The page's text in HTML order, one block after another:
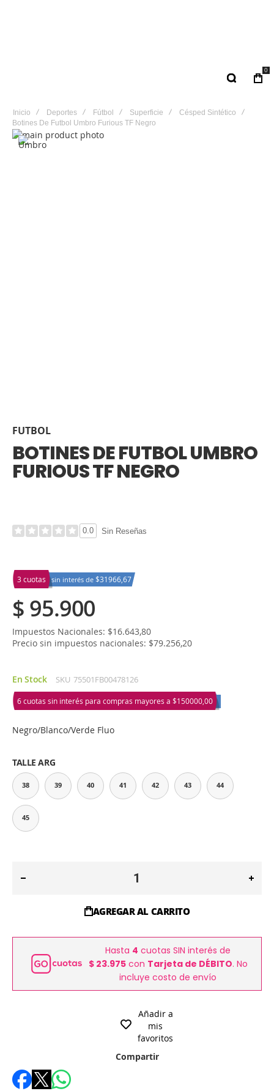
0
Inicio Deportes Fútbol Superficie
Césped Sintético
Botines De Futbol Umbro Furious TF Negro
FUTBOL
BOTINES DE FUTBOL UMBRO
FURIOUS TF NEGRO
0.0 Sin Reseñas
3 cuotas sin interés de $31966,67
$ 95.900
Impuestos Nacionales: $16.643,80
Precio sin impuestos nacionales: $79.256,20
En Stock SKU 75501FB00478126
6 cuotas sin interés para compras mayores a $150000,00
Negro/Blanco/Verde Fluo
TALLE ARG
38 39 40 41 42 43 44
45
AGREGAR AL CARRITO
Hasta 4 cuotas SIN interés de
$ 23.975con Tarjeta de DÉBITO. No
incluye costo de envío
Añadir a
mis
favoritos
Compartir